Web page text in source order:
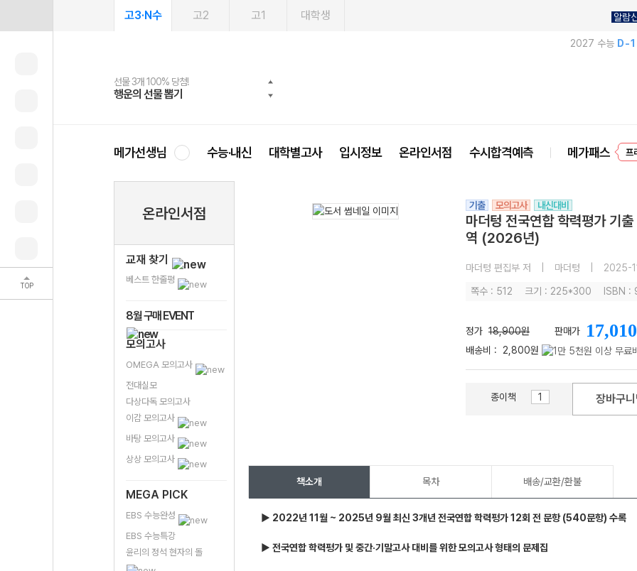
TOP
고3·N수 고2 고1 대학생 알람
2027 수능 D-
선물 3개 100% 당첨!
행운의 선물 뽑기
선물 100% 증정!
메가스터디 X 올리브
여름방학 스터디 캐시백
메가런 썸머스쿨
2027 러셀 단과
강사 공개선발
스마트러닝앱
설문 EVENT
메가패스
3일 무료 체험권
메가패스 수강생 무료혜택!
메가클럽 멤버십
사회공헌 캠페인
희망이룸 메가나눔
메가선생님 수능·내신 대학별고사 입시정보 온라인서점 수시합격예측 메가패스
프
온라인서점
교재 찾기
베스트 한줄평
8월 구매 EVENT
모의고사
OMEGA 모의고사
전대실모
다상다독 모의고사
이감 모의고사
바탕 모의고사
상상 모의고사
MEGA PICK
EBS 수능완성
EBS 수능특강
윤리의 정석 현자의 돌
기출 모의고사 내신대비
마더텅 전국연합 학력평가 기
역 (2026년)
마더텅 편집부 저 마더텅 2025-
쪽수 : 512 크기 : 225*300 ISBN
정가 18,900원 판매가 17,010
배송비 : 2,800원
종이책 장바구
책소개 목차 배송/교환/환불
▶ 2022년 11월 ~ 2025년 9월 최신 3개년 전국연합 학력평가 12회 전 문항 (540문항) 수록
▶ 전국연합 학력평가 및 중간·기말고사 대비를 위한 모의고사 형태의 문제집